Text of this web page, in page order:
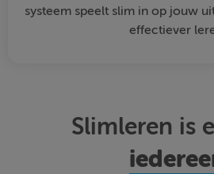
systeem speelt slim in op jouw
effectiever
Slimleren is